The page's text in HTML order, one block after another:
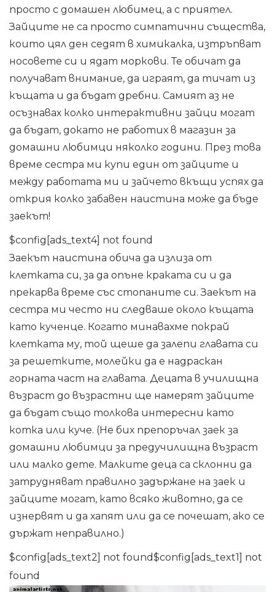
просто с домашен любимец, а с приятел.
Зайците не са просто симпатични същества,
които цял ден седят в химикалка, изтръпват
носовете си и ядат моркови. Те обичат да
получават внимание, да играят, да тичат из
къщата и да бъдат дребни. Самият аз не
осъзнавах колко интерактивни зайци могат
да бъдат, докато не работих в магазин за
домашни любимци няколко години. През това
време сестра ми купи един от зайците и
между работата ми и зайчето вкъщи успях да
открия колко забавен наистина може да бъде
заекът!
$config[ads_text4] not found
Заекът наистина обича да излиза от
клетката си, за да опъне краката си и да
прекарва време със стопаните си. Заекът на
сестра ми често ни следваше около къщата
като кученце. Когато минавахме покрай
клетката му, той щеше да залепи главата си
за решетките, молейки да е надраскан
горната част на главата. Децата в училищна
възраст до възрастни ще намерят зайците
да бъдат също толкова интересни като
котка или куче. (Не бих препоръчал заек за
домашни любимци за предучилищна възраст
или малко дете. Малките деца са склонни да
затрудняват правилно задържане на заек и
зайците могат, като всяко животно, да се
изнервят и да хапят или да се почешат, ако се
държат неправилно.)
$config[ads_text2] not found$config[ads_text1] not
found